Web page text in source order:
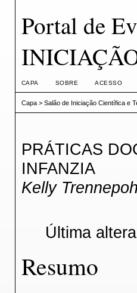
Portal de
CAPA SOBRE ACESSO
Capa> Salão de Iniciação Científica e
PRÁTICAS
INFANZIA
Kelly
Última
Resumo